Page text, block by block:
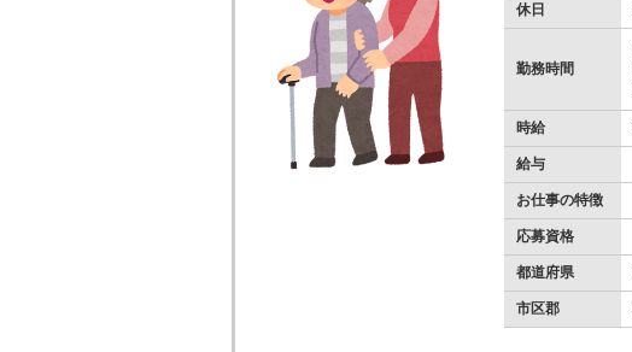
休日
勤務時間
時給
給与
お仕事の特徴
応募資格
都道府県
市区郡